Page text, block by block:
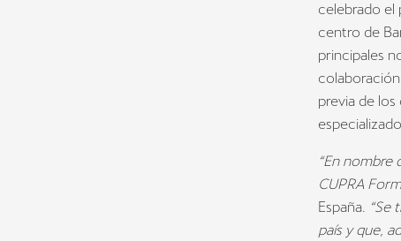
celebrado el
centro de
principales
previa de
“En
CUPRA
España. “Se
país y que,